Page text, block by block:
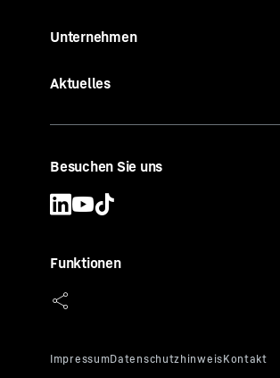
Unternehmen
Aktuelles
Besuchen Sie uns
Funktionen